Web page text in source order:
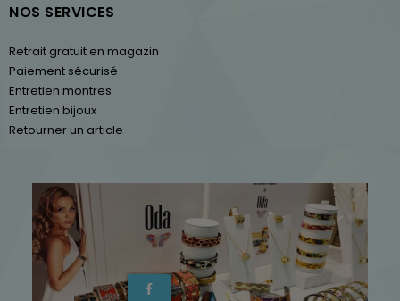
NOS SERVICES
Retrait gratuit en magazin
Paiement sécurisé
Entretien montres
Entretien bijoux
Retourner un article